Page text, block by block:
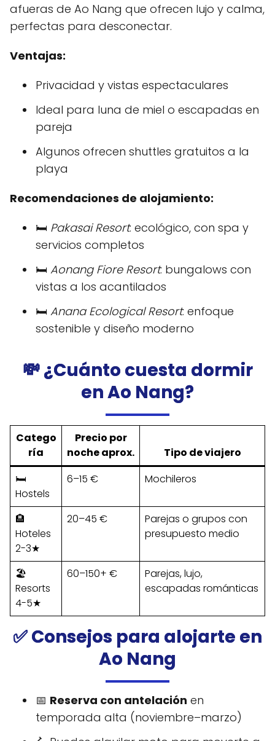
afueras de Ao Nang que ofrecen lujo y calma,
perfectas para desconectar.
Ventajas:
Privacidad y vistas espectaculares
Ideal para luna de miel o escapadas en
pareja
Algunos ofrecen shuttles gratuitos a la
playa
Recomendaciones de alojamiento:
🛏️ Pakasai Resort: ecológico, con spa y
servicios completos
🛏️ Aonang Fiore Resort: bungalows con
vistas a los acantilados
🛏️ Anana Ecological Resort: enfoque
sostenible y diseño moderno
💸 ¿Cuánto cuesta dormir
en Ao Nang?
Catego
ría
Precio por
noche aprox.
Tipo de viajero
🛏️
Hostels
6–15 € Mochileros
🏨
Hoteles
2-3★
20–45 €
Parejas o grupos con
presupuesto medio
🏖️
Resorts
4-5★
60–150+ €
Parejas, lujo,
escapadas románticas
✅ Consejos para alojarte en
Ao Nang
📅 Reserva con antelación en
temporada alta (noviembre–marzo)